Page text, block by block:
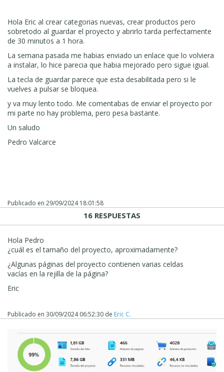
Hola Eric al crear categorias nuevas, crear productos pero
sobretodo al guardar el proyecto y abrirlo tarda perfectamente
de 30 minutos a 1 hora.
La semana pasada me habias enviado un enlace que lo volviera
a instalar, lo hice parecia que habia mejorado pero sigue igual.
La tecla de guardar parece que esta desabilitada pero si le
vuelves a pulsar se bloquea.
y va muy lento todo. Me comentabas de enviar el proyecto por
mi parte no hay problema, pero pesa bastante.
Un saludo
Pedro Valcarce
Publicado en 29/09/2024 18:01:58
16 RESPUESTAS
Hola Pedro
¿cuál es el tamaño del proyecto, aproximadamente?
¿Algunas páginas del proyecto contienen varias celdas
vacías en la rejilla de la página?
Eric
Publicado en 30/09/2024 06:52:30 de Eric C.